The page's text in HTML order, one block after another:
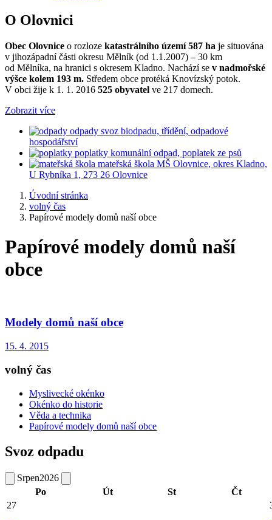
O Olovnici
Obec Olovnice o rozloze katastrálního území 587 ha je situována
v jihozápadní části okresu Mělník (od 1.1.2007) – 30 km
od Mělníka, na hranici s okresem Kladno. Nachází se v nadmořské
výšce kolem 193 m. Středem obce protéká Knovízský potok.
V obci žije k 1. 1. 2016 525 obyvatel ve 217 domech.
Zobrazit více
odpady svoz biodpadu, třídění, odpadové
hospodářství
poplatky komunální odpad, poplatek ze psů
mateřská škola MŠ Olovnice, okres Kladno,
U Rybníka 1, 273 26 Olovnice
Úvodní stránka
volný čas
Papírové modely domů naší obce
Papírové modely domů naší
obce
Modely domů naší obce
15. 4. 2015
volný čas
Myslivecké okénko
Okénko do historie
Věda a technika
Papírové modely domů naší obce
Svoz odpadu
Srpen2026
Po
Út St
Čt
27